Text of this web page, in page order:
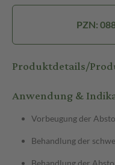
PZN:
Produktdetails/
Anwendung &
Vorbeugung der
Behandlung der
Behandlung der